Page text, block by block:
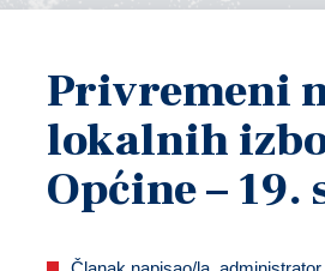
Privremeni
lokalnih
Općine –